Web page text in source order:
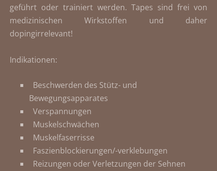
geführt oder trainiert werden. Tapes sind frei von
medizinischen Wirkstoffen und daher
dopingirrelevant!
Indikationen:
Beschwerden des Stütz- und
Bewegungsapparates
Verspannungen
Muskelschwächen
Muskelfaserrisse
Faszienblockierungen/-verklebungen
Reizungen oder Verletzungen der Sehnen